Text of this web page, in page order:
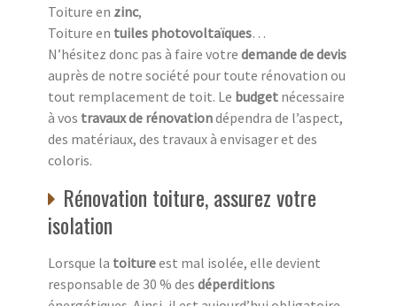
Toiture en zinc,
Toiture en tuiles photovoltaïques…
N’hésitez donc pas à faire votre demande de devis
auprès de notre société pour toute rénovation ou
tout remplacement de toit. Le budget nécessaire
à vos travaux de rénovationdépendra de l’aspect,
des matériaux, des travaux à envisager et des
coloris.
Rénovation toiture, assurez votre
isolation
Lorsque la toitureest mal isolée, elle devient
responsable de 30 % des déperditions